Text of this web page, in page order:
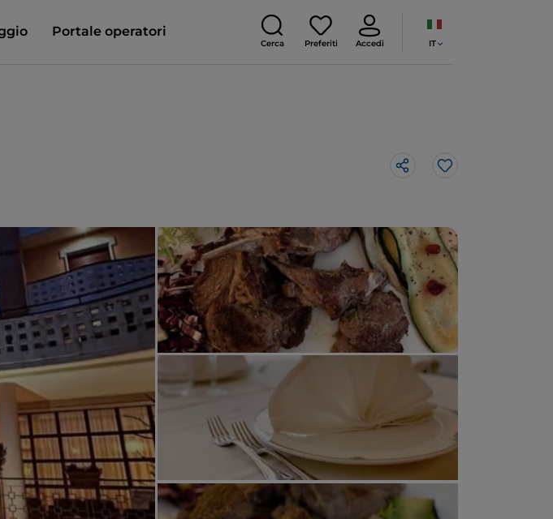
Portale operatori
Cerca Preferiti Accedi IT
Like